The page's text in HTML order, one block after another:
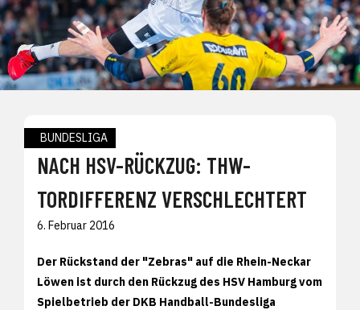
BUNDESLIGA
NACH HSV-RÜCKZUG: THW-
TORDIFFERENZ VERSCHLECHTERT
6. Februar 2016
Der Rückstand der "Zebras" auf die Rhein-Neckar
Löwen ist durch den Rückzug des HSV Hamburg vom
Spielbetrieb der DKB Handball-Bundesliga